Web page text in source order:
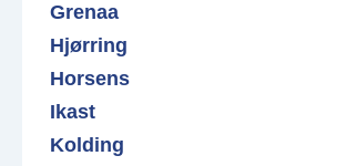
Grenaa
Hjørring
Horsens
Ikast
Kolding